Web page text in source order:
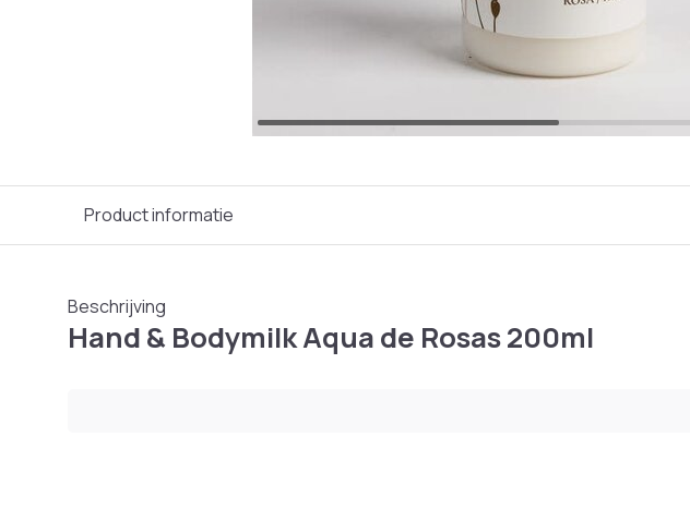
Product informatie
Beschrijving
Hand & Bodymilk Aqua de Rosas 200ml